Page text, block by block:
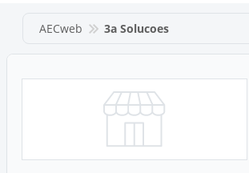
AECweb 3a Solucoes